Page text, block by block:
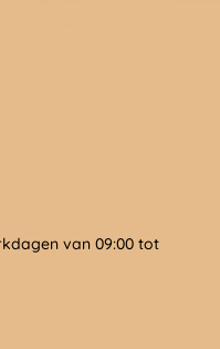
van 09:00 tot